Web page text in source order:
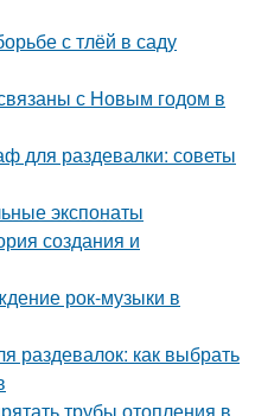
с тлёй в саду
с Новым годом в
для раздевалки: советы
экспонаты
создания и
рок-музыки в
как выбрать